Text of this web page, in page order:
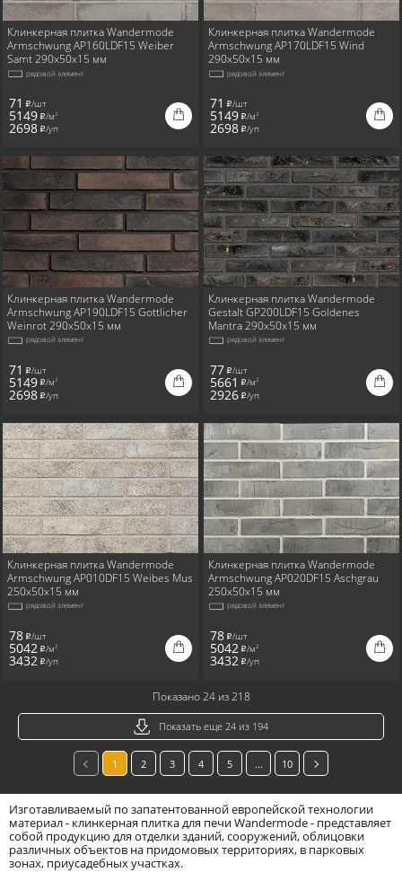
Клинкерная плитка Wandermode
Armschwung AP160LDF15 Weiber
Samt 290x50x15 мм
рядовой элемент
71 i/шт
5149 i/м2
2698 i/уп
Клинкерная плитка Wandermode
Armschwung AP170LDF15 Wind
290x50x15 мм
рядовой элемент
71 i/шт
5149 i/м2
2698 i/уп
Клинкерная плитка Wandermode
Armschwung AP190LDF15 Gottlicher
Weinrot 290x50x15 мм
рядовой элемент
71 i/шт
5149 i/м2
2698 i/уп
Клинкерная плитка Wandermode
Gestalt GP200LDF15 Goldenes
Mantra 290x50x15 мм
рядовой элемент
77 i/шт
5661 i/м2
2926 i/уп
Клинкерная плитка Wandermode
Armschwung AP010DF15 Weibes Mus
250x50x15 мм
рядовой элемент
78 i/шт
5042 i/м2
3432 i/уп
Клинкерная плитка Wandermode
Armschwung AP020DF15 Aschgrau
250x50x15 мм
рядовой элемент
78 i/шт
5042 i/м2
3432 i/уп
Показано 24 из 218
Показать еще 24 из 194
1 2 3 4 5 ... 10
Изготавливаемый по запатентованной европейской технологии
материал - клинкерная плитка для печи Wandermode - представляет
собой продукцию для отделки зданий, сооружений, облицовки
различных объектов на придомовых территориях, в парковых
зонах, приусадебных участках.